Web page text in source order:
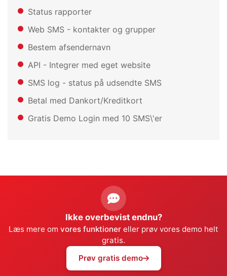
Status rapporter
Web SMS - kontakter og grupper
Bestem afsendernavn
API - Integrer med eget website
SMS log - status på udsendte SMS
Betal med Dankort/Kreditkort
Gratis Demo Login med 10 SMS\'er
Ikke overbevist endnu?
Læs mere om vores funktioner eller prøv vores demo helt
gratis.
Prøv gratis demo